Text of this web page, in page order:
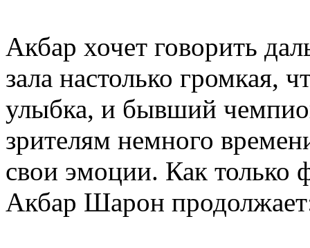
Акбар хочет говорить
зала настолько громкая,
улыбка, и бывший
зрителям немного
свои эмоции. Как только
Акбар Шарон